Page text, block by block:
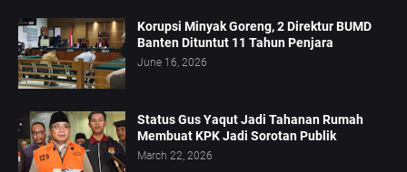
Korupsi Minyak Goreng, 2 Direktur BUMD
Banten Dituntut 11 Tahun Penjara
June 16, 2026
Status Gus Yaqut Jadi Tahanan Rumah
Membuat KPK Jadi Sorotan Publik
March 22, 2026